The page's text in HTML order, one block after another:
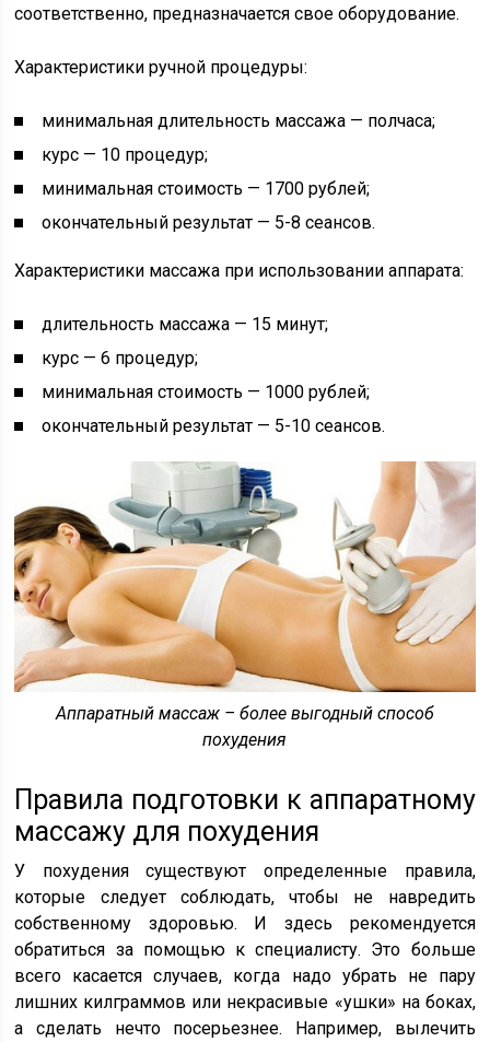
соответственно, предназначается свое оборудование.
Характеристики ручной процедуры:
минимальная длительность массажа — полчаса;
курс — 10 процедур;
минимальная стоимость — 1700 рублей;
окончательный результат — 5-8 сеансов.
Характеристики массажа при использовании аппарата:
длительность массажа — 15 минут;
курс — 6 процедур;
минимальная стоимость — 1000 рублей;
окончательный результат — 5-10 сеансов.
Аппаратный массаж – более выгодный способ
похудения
Правила подготовки к аппаратному
массажу для похудения
У похудения существуют определенные правила,
которые следует соблюдать, чтобы не навредить
собственному здоровью. И здесь рекомендуется
обратиться за помощью к специалисту. Это больше
всего касается случаев, когда надо убрать не пару
лишних килграммов или некрасивые «ушки» на боках,
а сделать нечто посерьезнее. Например, вылечить